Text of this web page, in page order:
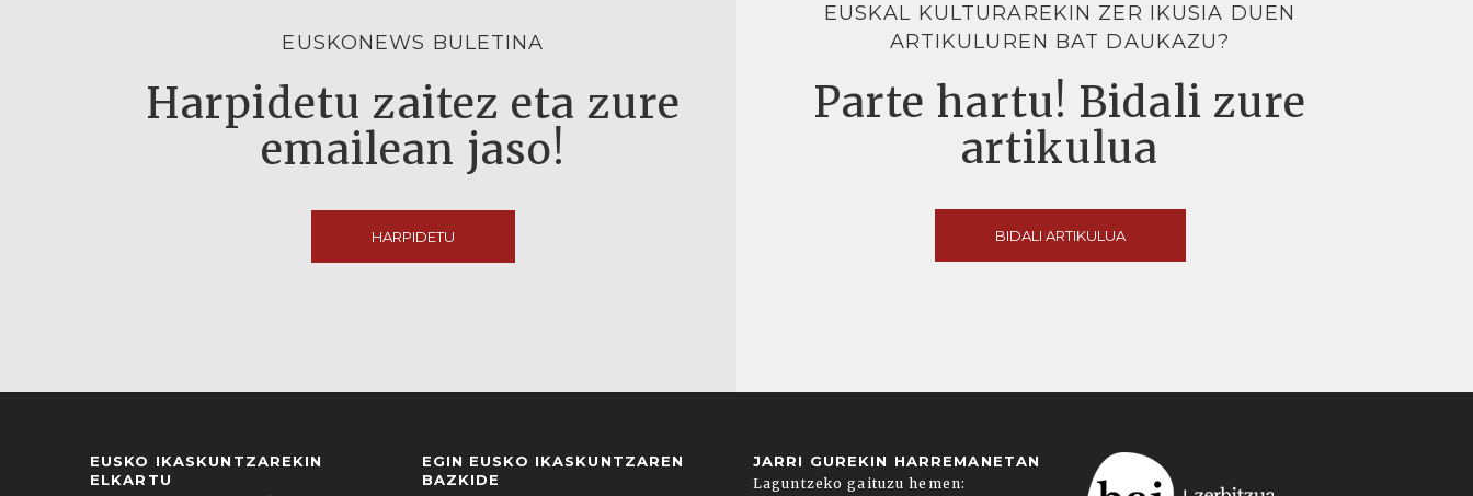
EUSKONEWS BULETINA
Harpidetu zaitez eta zure
emailean jaso!
HARPIDETU
EUSKAL KULTURAREKIN ZER IKUSIA DUEN
ARTIKULUREN BAT DAUKAZU?
Parte hartu! Bidali zure
artikulua
BIDALI ARTIKULUA
EUSKO IKASKUNTZAREKIN
ELKARTU
EGIN EUSKO IKASKUNTZAREN
BAZKIDE
JARRI GUREKIN HARREMANETAN
Laguntzeko gaituzu hemen: